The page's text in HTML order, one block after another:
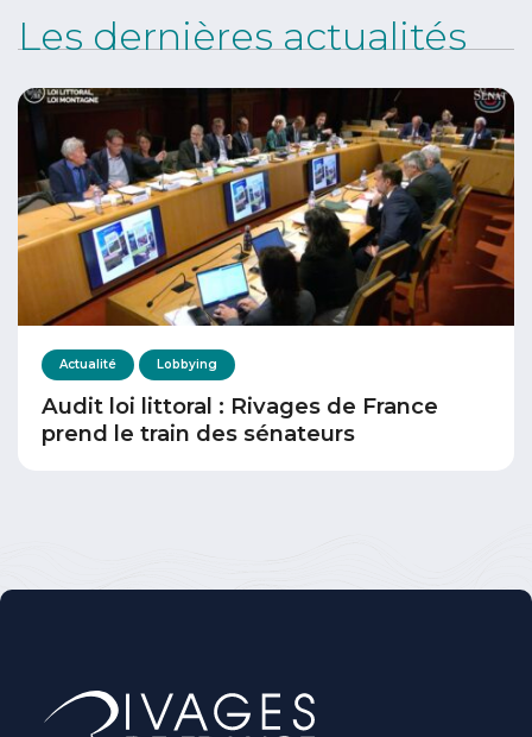
Les dernières actualités
Actualité Lobbying
Audit loi littoral : Rivages de France
prend le train des sénateurs